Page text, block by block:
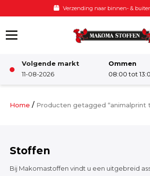
Verzending naar binnen- &
Volgende markt
11-08-2026
Ommen
08:00 tot
Damesstoffen
Home / Producten getagged “animalprint
Stoffen
Bij Makomastoffen vindt u een uitgebreid